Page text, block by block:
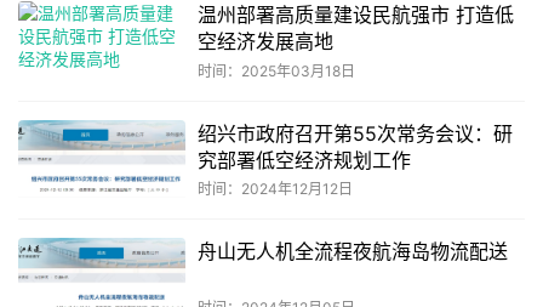
温州部署高质量建设民航强市 打造低
空经济发展高地
时间：2025年03月18日
绍兴市政府召开第55次常务会议：研
究部署低空经济规划工作
时间：2024年12月12日
舟山无人机全流程夜航海岛物流配送